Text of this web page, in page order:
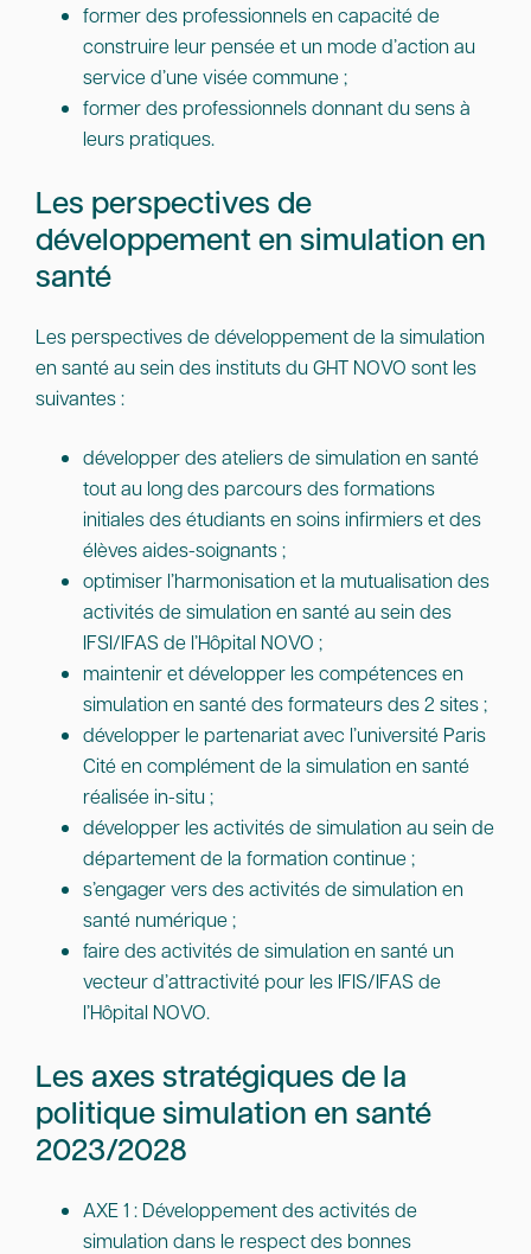
former des professionnels en capacité de
construire leur pensée et un mode d’action au
service d’une visée commune ;
former des professionnels donnant du sens à
leurs pratiques.
Les perspectives de
développement en simulation en
santé
Les perspectives de développement de la simulation
en santé au sein des instituts du GHT NOVO sont les
suivantes :
développer des ateliers de simulation en santé
tout au long des parcours des formations
initiales des étudiants en soins infirmiers et des
élèves aides-soignants ;
optimiser l’harmonisation et la mutualisation des
activités de simulation en santé au sein des
IFSI/IFAS de l’Hôpital NOVO ;
maintenir et développer les compétences en
simulation en santé des formateurs des 2 sites ;
développer le partenariat avec l’université Paris
Cité en complément de la simulation en santé
réalisée in-situ ;
développer les activités de simulation au sein de
département de la formation continue ;
s’engager vers des activités de simulation en
santé numérique ;
faire des activités de simulation en santé un
vecteur d’attractivité pour les IFIS/IFAS de
l’Hôpital NOVO.
Les axes stratégiques de la
politique simulation en santé
2023/2028
AXE 1 : Développement des activités de
simulation dans le respect des bonnes